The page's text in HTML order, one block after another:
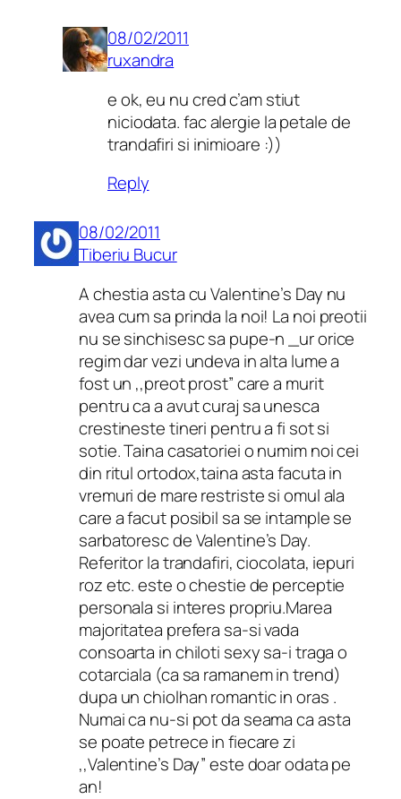
08/02/2011
ruxandra
e ok, eu nu cred c’am stiut
niciodata. fac alergie la petale de
trandafiri si inimioare :))
Reply
08/02/2011
Tiberiu Bucur
A chestia asta cu Valentine’s Day nu
avea cum sa prinda la noi! La noi preotii
nu se sinchisesc sa pupe-n _ur orice
regim dar vezi undeva in alta lume a
fost un ,,preot prost” care a murit
pentru ca a avut curaj sa unesca
crestineste tineri pentru a fi sot si
sotie. Taina casatoriei o numim noi cei
din ritul ortodox,taina asta facuta in
vremuri de mare restriste si omul ala
care a facut posibil sa se intample se
sarbatoresc de Valentine’s Day.
Referitor la trandafiri, ciocolata, iepuri
roz etc. este o chestie de perceptie
personala si interes propriu.Marea
majoritatea prefera sa-si vada
consoarta in chiloti sexy sa-i traga o
cotarciala (ca sa ramanem in trend)
dupa un chiolhan romantic in oras .
Numai ca nu-si pot da seama ca asta
se poate petrece in fiecare zi
,,Valentine’s Day” este doar odata pe
an!